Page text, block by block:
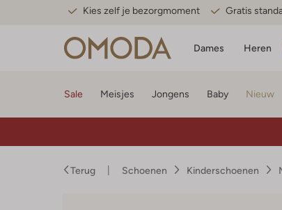
Kies zelf je bezorgmoment Gratis
Dames Heren
Sale Meisjes Jongens Baby Nieuw
Terug Schoenen Kinderschoenen